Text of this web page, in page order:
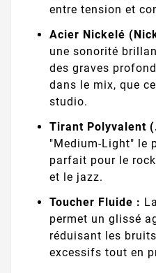
entre tension et
Acier Nickelé
une sonorité
des graves
dans le mix, que
studio.
Tirant Polyvalent
"Medium-Light" le
parfait pour le
et le jazz.
Toucher Fluide :
permet un glissé
réduisant les
excessifs tout en